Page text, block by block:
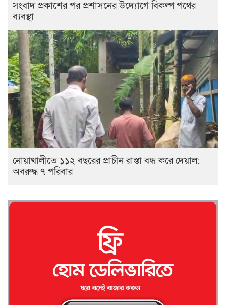
সংবাদ প্রকাশের পর প্রশাসনের উদ্যোগে বিকল্প পথের
ব্যবস্থা
নোয়াখালীতে ১১২ বছরের প্রাচীন রাস্তা বন্ধ করে দেয়াল:
অবরুদ্ধ ৭ পরিবার